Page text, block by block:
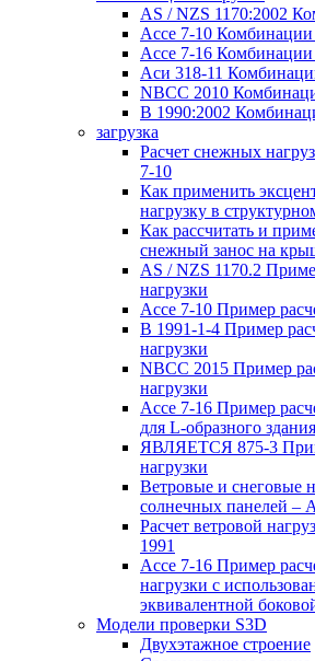
AS / NZS 1170:2002
Ассе 7-10 Комбинации
Ассе 7-16 Комбинации
Аси 318-11
NBCC 2010
В 1990:2002
загрузка
Расчет снежных
7-10
Как применить
нагрузку в
Как рассчитать и
снежный занос на
AS / NZS 1170.2
нагрузки
Ассе 7-10 Пример
В 1991-1-4 Пример
нагрузки
NBCC 2015 Пример
нагрузки
Ассе 7-16 Пример
для L-образного здания
ЯВЛЯЕТСЯ 875-3
нагрузки
Ветровые и снеговые
солнечных панелей –
Расчет ветровой
1991
Ассе 7-16 Пример
нагрузки с
эквивалентной
Модели проверки S3D
Двухэтажное строение